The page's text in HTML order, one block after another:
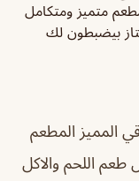
متميز ومتكامل
بيضبطون لك
المميز المطعم
طعم اللحم والاكل